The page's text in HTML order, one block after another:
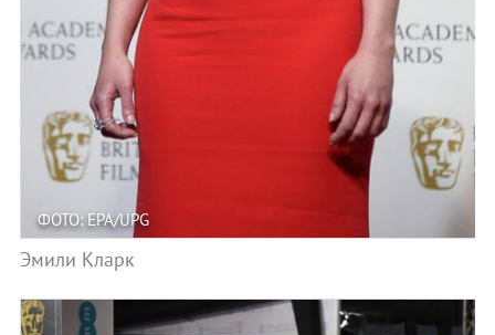
ФОТО: EPA/UPG
Эмили Кларк